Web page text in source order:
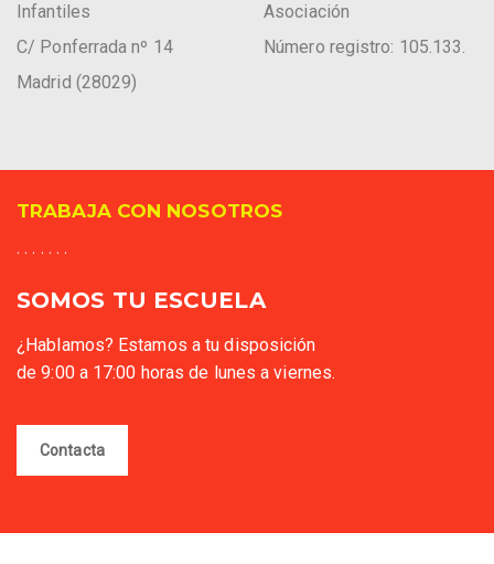
Infantiles
C/ Ponferrada nº 14
Madrid (28029)
Asociación
Número registro: 105.133.
TRABAJA CON NOSOTROS
. . . . . . .
SOMOS TU ESCUELA
¿Hablamos? Estamos a tu disposición
de 9:00 a 17:00 horas de lunes a viernes.
Contacta